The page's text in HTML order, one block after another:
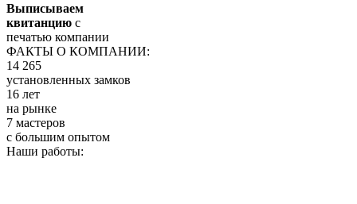
Выписываем
квитанцию с
печатью компании
ФАКТЫ О КОМПАНИИ:
14 265
установленных замков
16 лет
на рынке
7 мастеров
с большим опытом
Наши работы: